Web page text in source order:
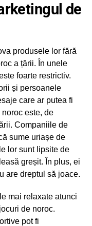
de
produsele lor fără
a țării. În unele
foarte restrictiv.
și persoanele
care ar putea fi
este, de
Companiile de
sume uriașe de
lor sunt lipsite de
greșit. În plus, ei
are dreptul să joace.
mai relaxate atunci
de noroc.
pot fi